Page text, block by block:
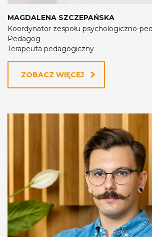
MAGDALENA SZCZEPAŃSKA
Koordynator zespołu psychologiczno-
Pedagog
Terapeuta pedagogiczny
ZOBACZ WIĘCEJ